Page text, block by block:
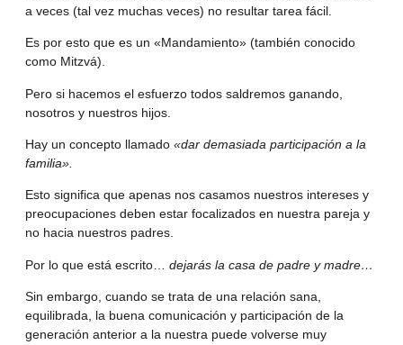
a veces (tal vez muchas veces) no resultar tarea fácil.
Es por esto que es un «Mandamiento» (también conocido
como Mitzvá).
Pero si hacemos el esfuerzo todos saldremos ganando,
nosotros y nuestros hijos.
Hay un concepto llamado «dar demasiada participación a la
familia».
Esto significa que apenas nos casamos nuestros intereses y
preocupaciones deben estar focalizados en nuestra pareja y
no hacia nuestros padres.
Por lo que está escrito… dejarás la casa de padre y madre…
Sin embargo, cuando se trata de una relación sana,
equilibrada, la buena comunicación y participación de la
generación anterior a la nuestra puede volverse muy